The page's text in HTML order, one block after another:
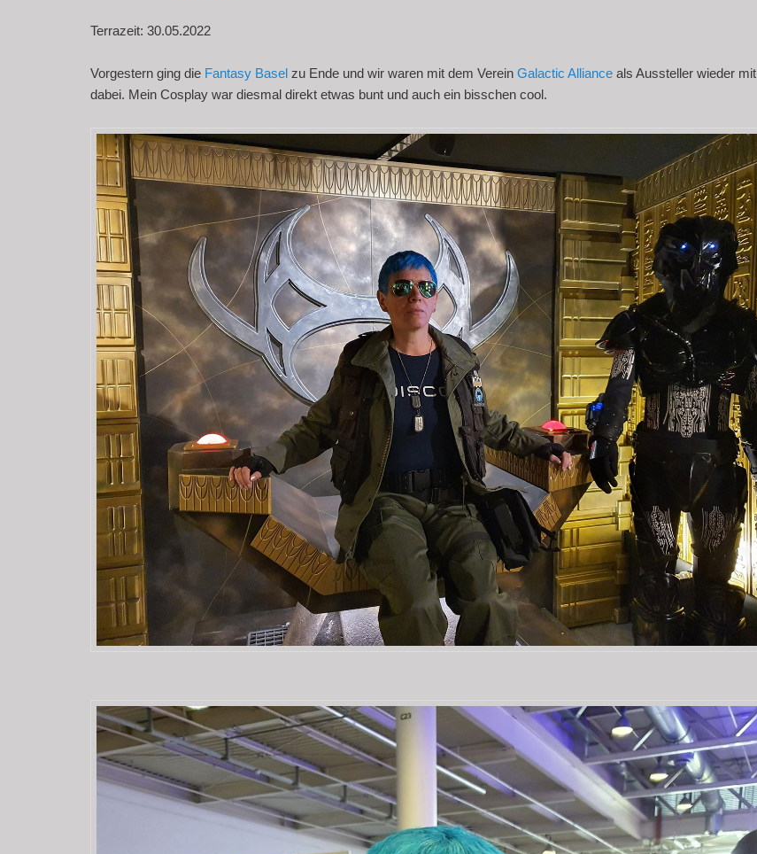
Terrazeit: 30.05.2022
Vorgestern ging die Fantasy Basel zu Ende und wir waren mit dem VereinGalactic Alliance als Aussteller wieder mit
dabei. Mein Cosplay war diesmal direkt etwas bunt und auch ein bisschen cool.